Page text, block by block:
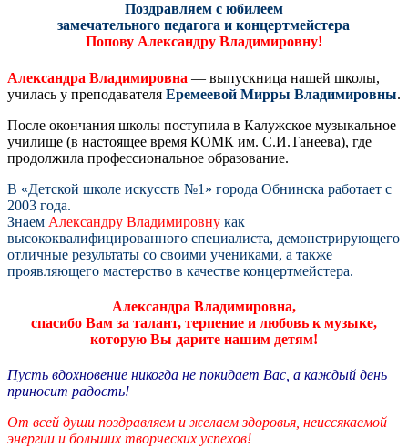
Поздравляем с юбилеем
замечательного педагога и концертмейстера
Попову Александру Владимировну!
Александра Владимировна — выпускница нашей школы,
училась у преподавателя Еремеевой Мирры Владимировны.
После окончания школы поступила в Калужское музыкальное
училище (в настоящее время КОМК им. С.И.Танеева), где
продолжила профессиональное образование.
В «Детской школе искусств №1» города Обнинска работает с
2003 года.
Знаем Александру Владимировну как
высококвалифицированного специалиста, демонстрирующего
отличные результаты со своими учениками, а также
проявляющего мастерство в качестве концертмейстера.
Александра Владимировна,
спасибо Вам за талант, терпение и любовь к музыке,
которую Вы дарите нашим детям!
Пусть вдохновение никогда не покидает Вас, а каждый день
приносит радость!
От всей души поздравляем и желаем здоровья, неиссякаемой
энергии и больших творческих успехов!